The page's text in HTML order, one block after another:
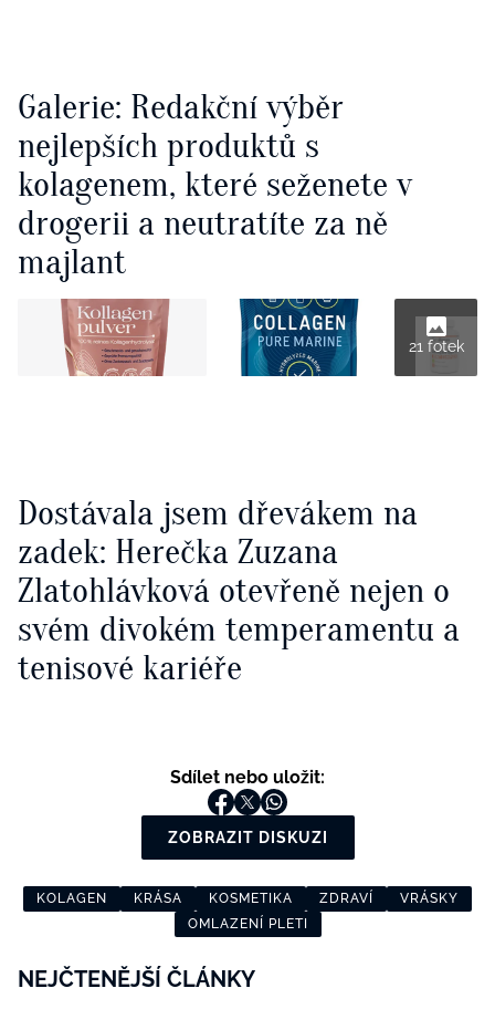
Galerie: Redakční výběr
nejlepších produktů s
kolagenem, které seženete v
drogerii a neutratíte za ně
majlant
21 fotek
Dostávala jsem dřevákem na
zadek: Herečka Zuzana
Zlatohlávková otevřeně nejen o
svém divokém temperamentu a
tenisové kariéře
Sdílet nebo uložit:
ZOBRAZIT DISKUZI
KOLAGEN KRÁSA KOSMETIKA ZDRAVÍ
VRÁSKY
OMLAZENÍ PLETI
NEJČTENĚJŠÍ ČLÁNKY